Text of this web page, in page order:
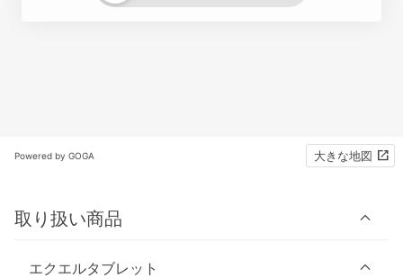
Powered by GOGA 大きな地図
取り扱い商品
エクエルタブレット